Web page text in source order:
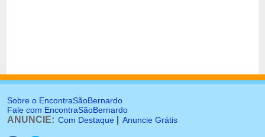
Sobre o EncontraSãoBernardo
Fale com EncontraSãoBernardo
ANUNCIE: Com Destaque Anuncie Grátis